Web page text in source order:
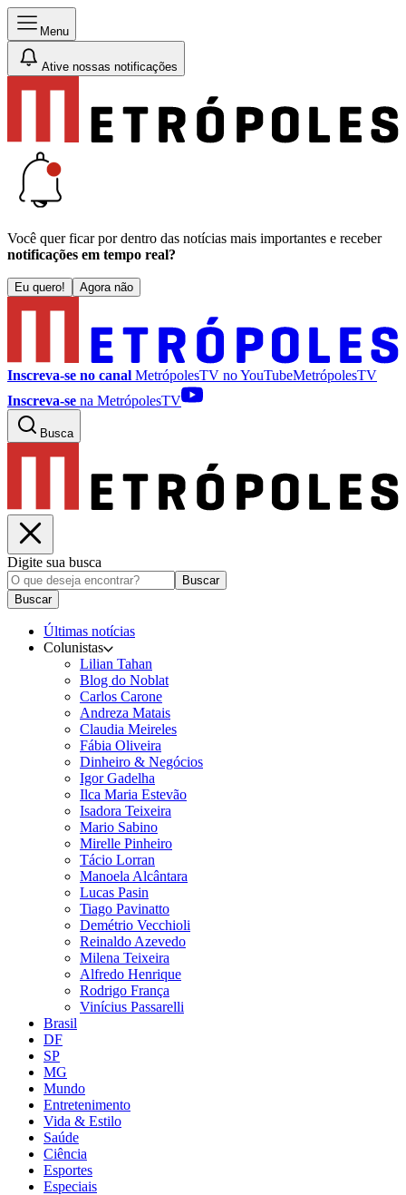
Menu
Ative nossas notificações
Você quer ficar por dentro das notícias mais importantes e receber
notificações em tempo real?
Eu quero! Agora não
Inscreva-se no canal MetrópolesTV noYouTubeMetrópolesTV
Inscreva-se na MetrópolesTV
Busca
Digite sua busca
Buscar
Buscar
Últimas notícias
Colunistas
Lilian Tahan
Blog do Noblat
Carlos Carone
Andreza Matais
Claudia Meireles
Fábia Oliveira
Dinheiro & Negócios
Igor Gadelha
Ilca Maria Estevão
Isadora Teixeira
Mario Sabino
Mirelle Pinheiro
Tácio Lorran
Manoela Alcântara
Lucas Pasin
Tiago Pavinatto
Demétrio Vecchioli
Reinaldo Azevedo
Milena Teixeira
Alfredo Henrique
Rodrigo França
Vinícius Passarelli
Brasil
DF
SP
MG
Mundo
Entretenimento
Vida & Estilo
Saúde
Ciência
Esportes
Especiais